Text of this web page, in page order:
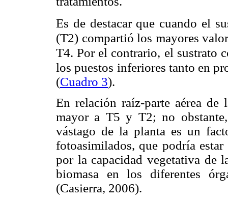
Es de destacar que cuando el
(T2) compartió los mayores
T4. Por el contrario, el sustrato
los puestos inferiores tanto en
(Cuadro 3).
En relación raíz-parte aérea
mayor a T5 y T2; no
vástago de la planta es un
fotoasimilados, que podría
por la capacidad vegetativa de
biomasa en los diferentes
(Casierra, 2006).